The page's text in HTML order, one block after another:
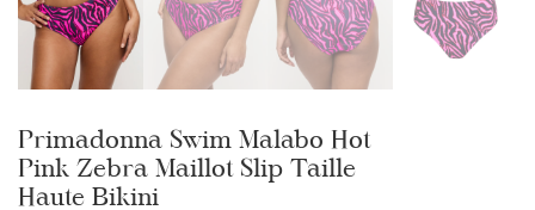
Primadonna Swim Malabo Hot
Pink Zebra Maillot Slip Taille
Haute Bikini